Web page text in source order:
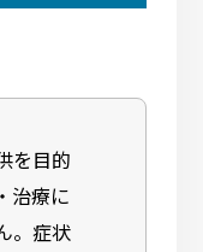
を目的
治療に
。症状